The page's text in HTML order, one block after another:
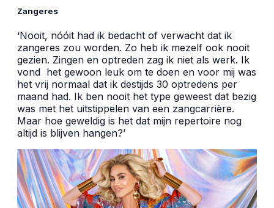
Zangeres
‘Nooit, nóóit had ik bedacht of verwacht dat ik
zangeres zou worden. Zo heb ik mezelf ook nooit
gezien. Zingen en optreden zag ik niet als werk. Ik
vond het gewoon leuk om te doen en voor mij was
het vrij normaal dat ik destijds 30 optredens per
maand had. Ik ben nooit het type geweest dat bezig
was met het uitstippelen van een zangcarrière.
Maar hoe geweldig is het dat mijn repertoire nog
altijd is blijven hangen?’